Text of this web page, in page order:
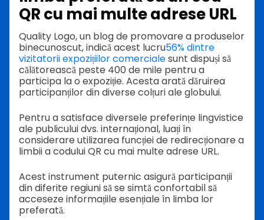
QR cu mai multe adrese URL
Quality Logo, un blog de promovare a produselor
binecunoscut, indică acest lucru56% dintre
vizitatorii expozițiilor comercialesunt dispuși să
călătorească peste 400 de mile pentru a
participa la o expoziție. Acesta arată dăruirea
participanților din diverse colțuri ale globului.
Pentru a satisface diversele preferințe lingvistice
ale publicului dvs. internațional, luați în
considerare utilizarea funcției de redirecționare a
limbii a codului QR cu mai multe adrese URL.
Acest instrument puternic asigură participanții
din diferite regiuni să se simtă confortabil să
acceseze informațiile esențiale în limba lor
preferată.